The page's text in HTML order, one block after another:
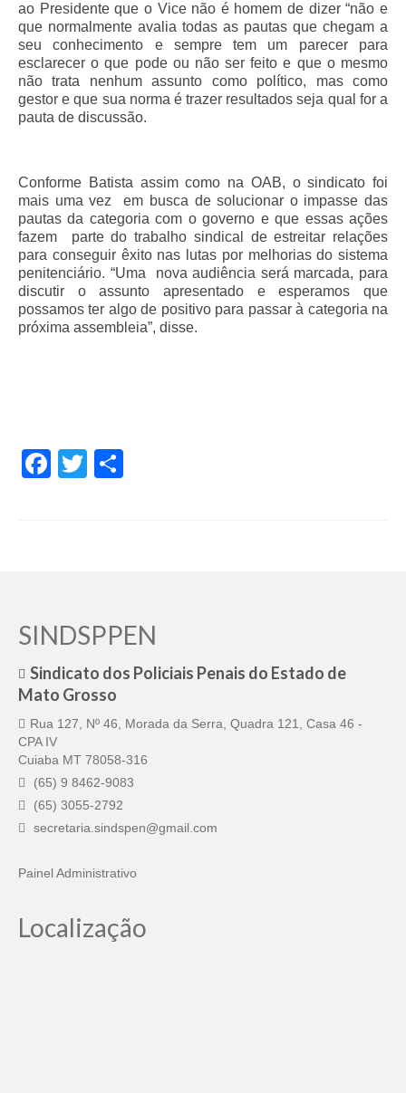
Permutas Disponíveis
Área do Filiado
Regimento interno do Sindsppen
ao Presidente que o Vice não é homem de dizer “não e
que normalmente avalia todas as pautas que chegam a
seu conhecimento e sempre tem um parecer para
esclarecer o que pode ou não ser feito e que o mesmo
não trata nenhum assunto como político, mas como
gestor e que sua norma é trazer resultados seja qual for a
pauta de discussão.
Conforme Batista assim como na OAB, o sindicato foi
mais uma vez em busca de solucionar o impasse das
pautas da categoria com o governo e que essas ações
fazem parte do trabalho sindical de estreitar relações
para conseguir êxito nas lutas por melhorias do sistema
penitenciário. “Uma nova audiência será marcada, para
discutir o assunto apresentado e esperamos que
possamos ter algo de positivo para passar à categoria na
próxima assembleia”, disse.
Facebook
Twitter
SINDSPPEN
Sindicato dos Policiais Penais do Estado de
Mato Grosso
Rua 127, Nº 46, Morada da Serra, Quadra 121, Casa 46 -
CPA IV
Cuiaba MT 78058-316
(65) 9 8462-9083
(65) 3055-2792
secretaria.sindspen@gmail.com
Painel Administrativo
Localização